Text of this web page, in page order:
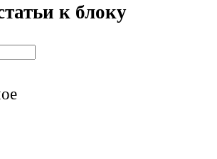
к блоку